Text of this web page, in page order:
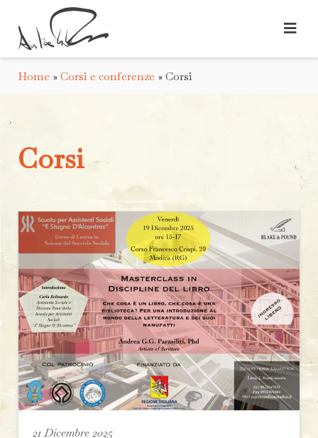
Home » Corsi e conferenze » Corsi
Corsi
21 Dicembre 2025